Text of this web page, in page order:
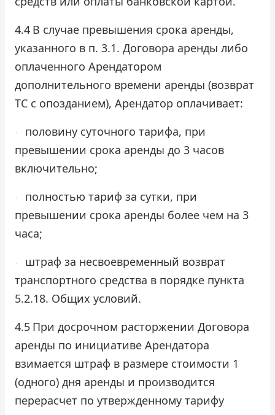
4.4 В случае превышения срока аренды,
указанного в п. 3.1. Договора аренды либо
оплаченного Арендатором
дополнительного времени аренды (возврат
ТС с опозданием), Арендатор оплачивает:
·
половину суточного тарифа, при
превышении срока аренды до 3 часов
включительно;
·
полностью тариф за сутки, при
превышении срока аренды более чем на 3
часа;
·
штраф за несвоевременный возврат
транспортного средства в порядке пункта
5.2.18. Общих условий.
4.5 При досрочном расторжении Договора
аренды по инициативе Арендатора
взимается штраф в размере стоимости 1
(одного) дня аренды и производится
перерасчет по утвержденному тарифу